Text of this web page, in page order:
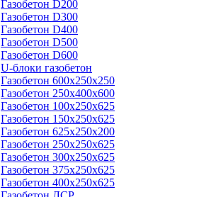
Газобетон D200
Газобетон D300
Газобетон D400
Газобетон D500
Газобетон D600
U-блоки газобетон
Газобетон 600x250x250
Газобетон 250x400x600
Газобетон 100х250х625
Газобетон 150х250х625
Газобетон 625х250х200
Газобетон 250х250х625
Газобетон 300х250х625
Газобетон 375х250х625
Газобетон 400х250х625